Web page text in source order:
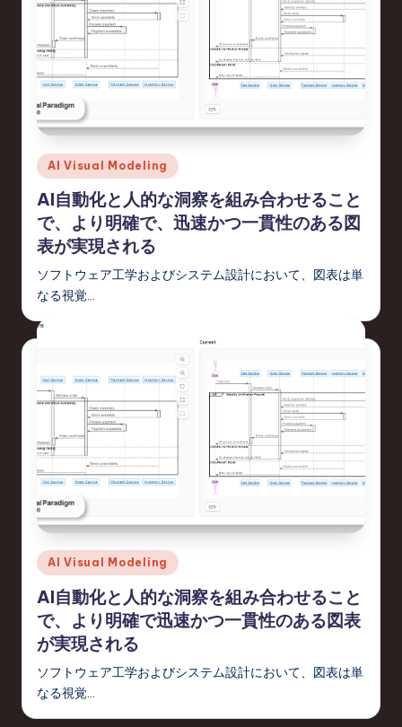
e
-
L
a
t
e
s
t
T
r
n
s
in
S
o
f
t
w
a
r
e
Posted
in
AI Visual Modeling
AI自動化と人的な洞察を組み合わせること
で、より明確で、迅速かつ一貫性のある図
表が実現される
ソフトウェア工学およびシステム設計において、図表は単
なる視覚…
Posted
in
AI Visual Modeling
AI自動化と人的な洞察を組み合わせること
で、より明確で迅速かつ一貫性のある図表
が実現される
ソフトウェア工学およびシステム設計において、図表は単
なる視覚…